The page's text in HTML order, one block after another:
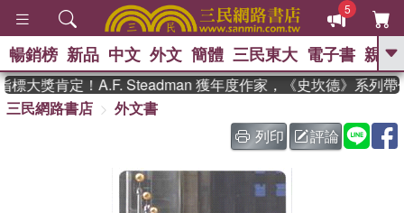
5
GO
The Odyssey 、 父親節 、 如果歷
史是一群喵 、 暑期推薦 、 國際布克
獎 臺灣漫遊錄 、 方念華
登輝時代
數學女孩：黎曼猜想
偉大的迷走神經
暢銷榜 新品 中文 外文 簡體 三民東大 電子書 親子
大獎肯定！A.F. Steadman 獲年度作家，《史坎德》系列帶
三民網路書店
外文書
列印
評論